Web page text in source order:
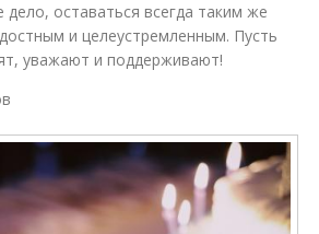
оставаться всегда таким же
и целеустремленным. Пусть
уважают и поддерживают!